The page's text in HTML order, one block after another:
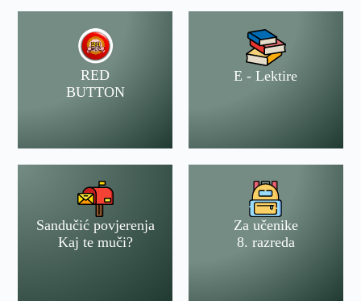
RED
BUTTON
E - Lektire
Sandučić povjerenja
Kaj te muči?
Za učenike
8. razreda